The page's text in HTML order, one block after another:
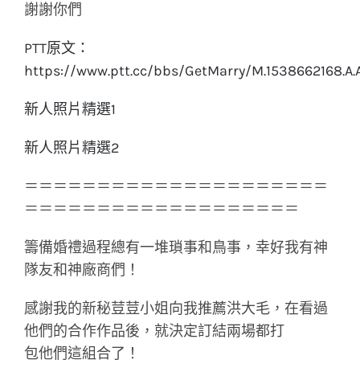
謝謝你們
PTT原文：
https://www.ptt.cc/bbs/GetMarry/
新人照片精選1
新人照片精選2
＝＝＝＝＝＝＝＝＝＝＝＝＝＝＝＝＝＝＝＝＝
＝＝＝＝＝＝＝＝＝＝＝＝＝＝＝＝＝＝＝
籌備婚禮過程總有一堆瑣事和鳥事，幸好我有神
隊友和神廠商們！
感謝我的新秘荳荳小姐向我推薦洪大毛，在看過
他們的合作作品後，就決定訂結兩場都打
包他們這組合了！